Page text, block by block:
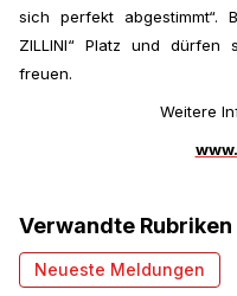
sich perfekt abgestimmt“.
ZILLINI“ Platz und dürfen
freuen.
Weitere
Verwandte Rubriken
Neueste Meldungen